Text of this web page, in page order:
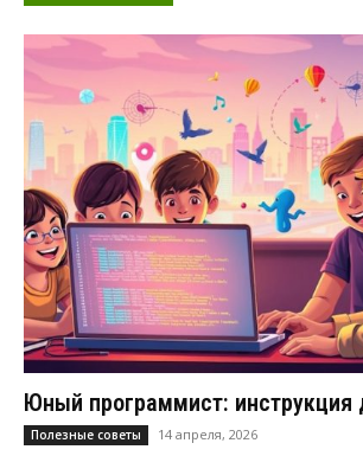
Юный программист: инструкция
Полезные советы 14 апреля, 2026